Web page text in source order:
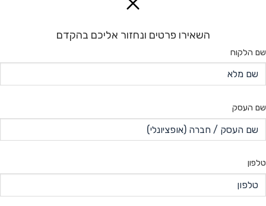
השאירו פרטים ונחזור אליכם בהקדם
שם הלקוח
שם העסק
טלפון